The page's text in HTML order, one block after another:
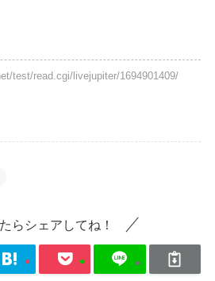
test/read.cgi/livejupiter/1694901409/
らシェアしてね！